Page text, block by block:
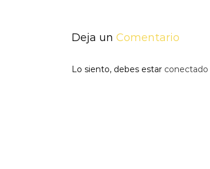
Deja un Comentario
Lo siento, debes estar conectado